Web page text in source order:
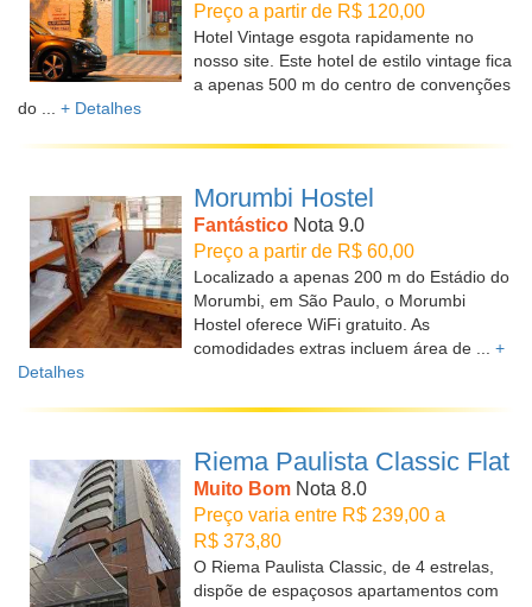
Preço a partir de R$ 120,00
Hotel Vintage esgota rapidamente no
nosso site. Este hotel de estilo vintage fica
a apenas 500 m do centro de convenções
do ... + Detalhes
Morumbi Hostel
Fantástico Nota 9.0
Preço a partir de R$ 60,00
Localizado a apenas 200 m do Estádio do
Morumbi, em São Paulo, o Morumbi
Hostel oferece WiFi gratuito. As
comodidades extras incluem área de ... +
Detalhes
Riema Paulista Classic Flat
Muito Bom Nota 8.0
Preço varia entre R$ 239,00 a
R$ 373,80
O Riema Paulista Classic, de 4 estrelas,
dispõe de espaçosos apartamentos com